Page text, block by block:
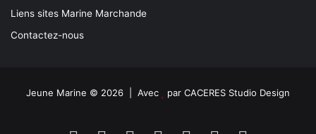
Liens sites Marine Marchande
Contactez-nous
Jeune Marine © 2026 | Avec par CACERES Studio Design